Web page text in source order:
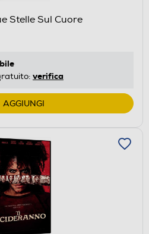
Stelle Sul Cuore
verifica
AGGIUNGI